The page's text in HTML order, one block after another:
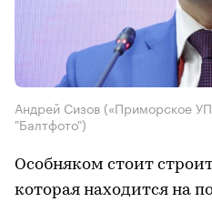
Андрей Сизов («Приморское
"Балтфото")
Особняком стоит
которая находится на